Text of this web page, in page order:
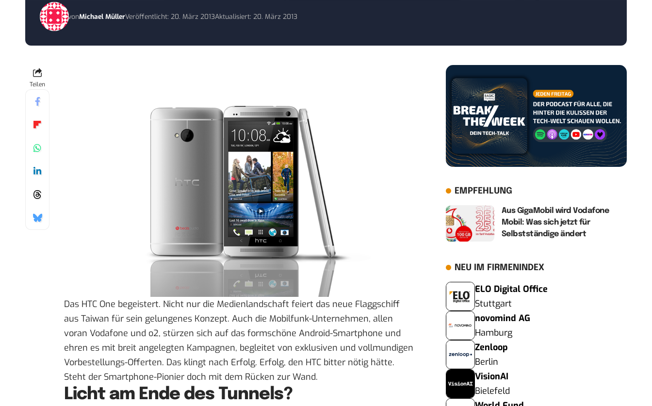
vonMichael MüllerVeröffentlicht: 20. März 2013Aktualisiert: 20. März 2013
Teilen
Das HTC One begeistert. Nicht nur die Medienlandschaft feiert das neue Flaggschiff
aus Taiwan für sein gelungenes Konzept. Auch die Mobilfunk-Unternehmen, allen
voran Vodafone und o2, stürzen sich auf das formschöne Android-Smartphone und
ehren es mit breit angelegten Kampagnen, begleitet von exklusiven und vollmundigen
Vorbestellungs-Offerten. Das klingt nach Erfolg. Erfolg, den HTC bitter nötig hätte.
Steht der Smartphone-Pionier doch mit dem Rücken zur Wand.
Licht am Ende des Tunnels?
EMPFEHLUNG
Aus GigaMobil wird Vodafone
Mobil: Was sich jetzt für
Selbstständige ändert
NEU IM FIRMENINDEX
ELO Digital Office
Stuttgart
novomind AG
Hamburg
Zenloop
Berlin
VisionAI
Bielefeld